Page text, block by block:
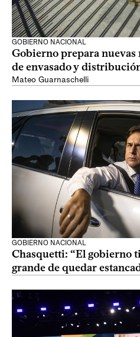
GOBIERNO NACIONAL
Gobierno prepara nuevas
de envasado y
Mateo Guarnaschelli
GOBIERNO NACIONAL
Chasquetti: “El gobierno
grande de quedar